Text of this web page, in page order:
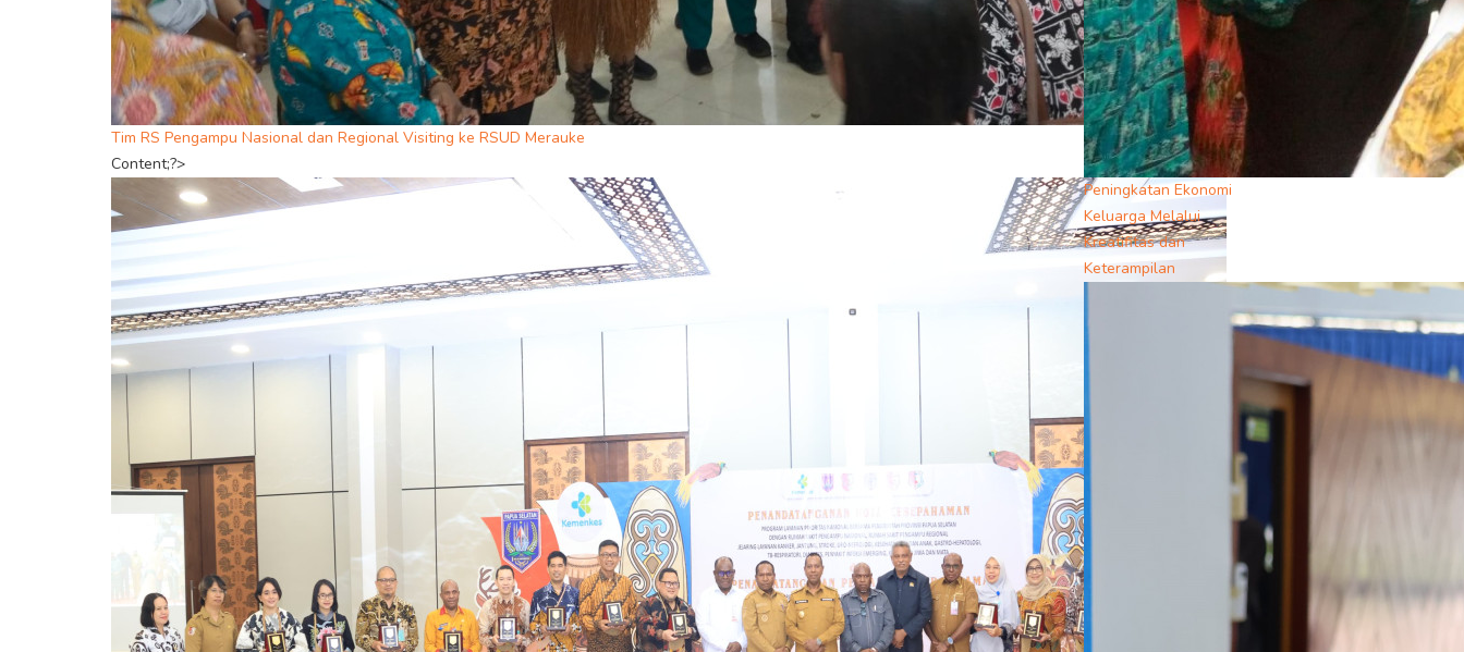
Tim RS Pengampu Nasional dan Regional Visiting ke RSUD Merauke
Content;?>
Peningkatan Ekonomi
Keluarga Melalui
Kreatifitas dan
Keterampilan